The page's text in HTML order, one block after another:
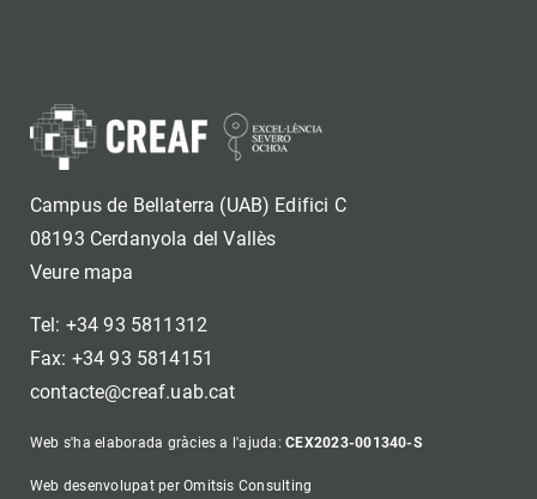
Campus de Bellaterra (UAB) Edifici C
08193 Cerdanyola del Vallès
Veure mapa
Tel: +34 93 5811312
Fax: +34 93 5814151
contacte@creaf.uab.cat
Web s'ha elaborada gràcies a l'ajuda:CEX2023-001340-S
Web desenvolupat per Omitsis Consulting